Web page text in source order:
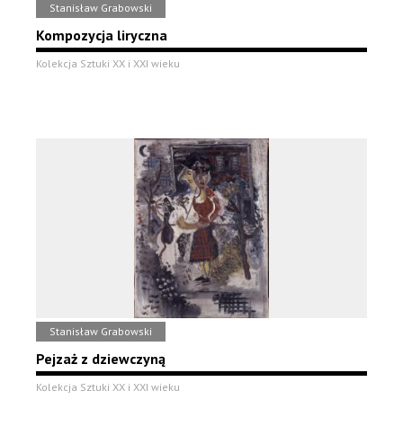
Stanisław Grabowski
Kompozycja liryczna
Kolekcja Sztuki XX i XXI wieku
Stanisław Grabowski
Pejzaż z dziewczyną
Kolekcja Sztuki XX i XXI wieku